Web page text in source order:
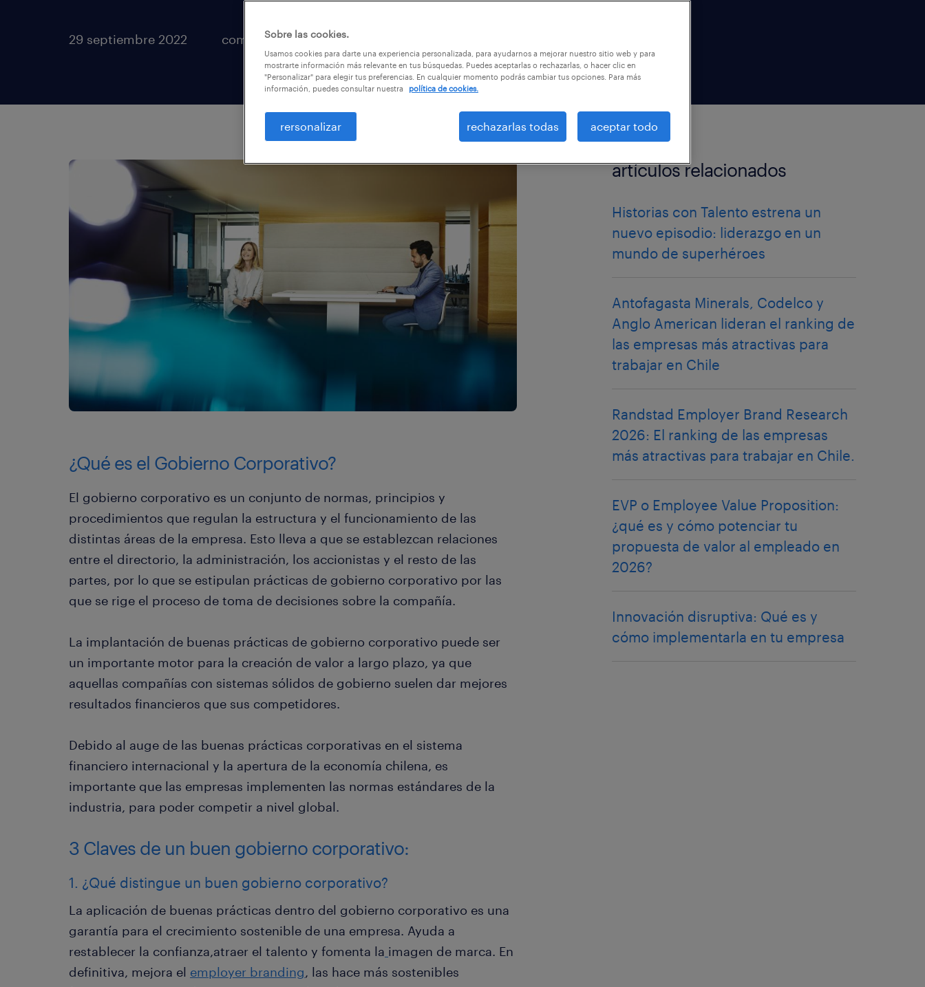
29 septiembre 2022 compartir artículos
¿Qué es el Gobierno Corporativo?
El gobierno corporativo es un conjunto de normas, principios y
procedimientos que regulan la estructura y el funcionamiento de las
distintas áreas de la empresa. Esto lleva a que se establezcan relaciones
entre el directorio, la administración, los accionistas y el resto de las
partes, por lo que se estipulan prácticas de gobierno corporativo por las
que se rige el proceso de toma de decisiones sobre la compañía.
La implantación de buenas prácticas de gobierno corporativo puede ser
un importante motor para la creación de valor a largo plazo, ya que
aquellas compañías con sistemas sólidos de gobierno suelen dar mejores
resultados financieros que sus competidores.
Debido al auge de las buenas prácticas corporativas en el sistema
financiero internacional y la apertura de la economía chilena, es
importante que las empresas implementen las normas estándares de la
industria, para poder competir a nivel global.
3 Claves de un buen gobierno corporativo:
1. ¿Qué distingue un buen gobierno corporativo?
La aplicación de buenas prácticas dentro del gobierno corporativo es una
garantía para el crecimiento sostenible de una empresa. Ayuda a
restablecer la confianza,atraer el talento y fomenta la imagen de marca. En
definitiva, mejora el employer branding, las hace más sostenibles
artículos relacionados
Historias con Talento estrena un
nuevo episodio: liderazgo en un
mundo de superhéroes
Antofagasta Minerals, Codelco y
Anglo American lideran el ranking de
las empresas más atractivas para
trabajar en Chile
Randstad Employer Brand Research
2026: El ranking de las empresas
más atractivas para trabajar en Chile.
EVP o Employee Value Proposition:
¿qué es y cómo potenciar tu
propuesta de valor al empleado en
2026?
Innovación disruptiva: Qué es y
cómo implementarla en tu empresa
Sobre las cookies.
Usamos cookies para darte una experiencia personalizada, para ayudarnos a mejorar nuestro sitio web y para
mostrarte información más relevante en tus búsquedas. Puedes aceptarlas o rechazarlas, o hacer clic en
"Personalizar" para elegir tus preferencias. En cualquier momento podrás cambiar tus opciones. Para más
información, puedes consultar nuestra
política de cookies.
rersonalizar rechazarlas todas aceptar todo